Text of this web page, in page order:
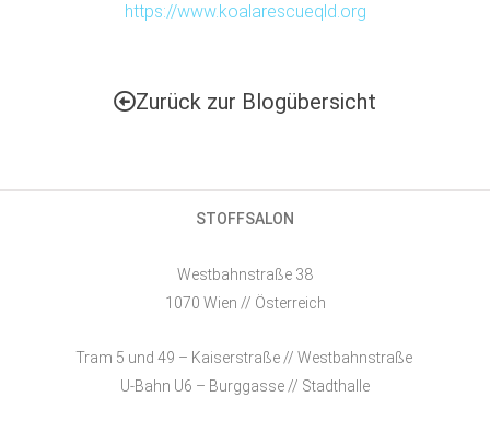
https://www.koalarescueqld.org
Zurück zur Blogübersicht
STOFFSALON
Westbahnstraße 38
1070 Wien // Österreich
Tram 5 und 49 – Kaiserstraße // Westbahnstraße
U-Bahn U6 – Burggasse // Stadthalle